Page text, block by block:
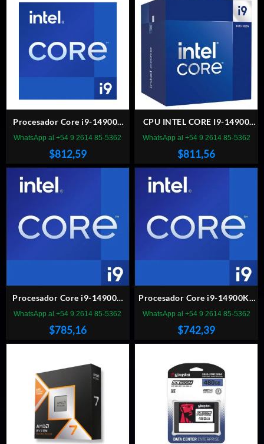
Procesador Core i9-14900F
2.0GHz 36MB LGA 1700
$812,59
WhatsApp al +54 9 2614 85-5362
CPU INTEL CORE I9-14900
RAPTORLAKE S1700 BOX
$811,56
WhatsApp al +54 9 2614 85-5362
Procesador Core i9-14900K
3.2GHz 36MB LGA 1700
$785,16
WhatsApp al +54 9 2614 85-5362
Procesador Core i9-14900KF
3.2GHz 36MB LGA 1700
$742,39
WhatsApp al +54 9 2614 85-5362